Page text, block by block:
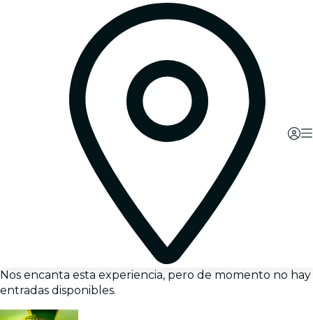
Nos encanta esta experiencia, pero de momento no hay
entradas disponibles.